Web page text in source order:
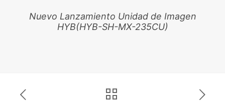
Nuevo Lanzamiento Unidad de Imagen
HYB(HYB-SH-MX-235CU)